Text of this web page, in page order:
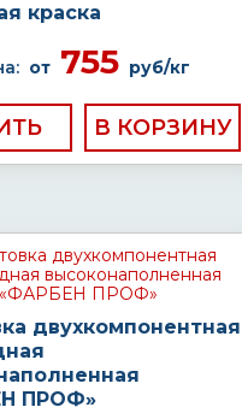
краска
от755 руб/кг
двухкомпонентная
ПРОФ»